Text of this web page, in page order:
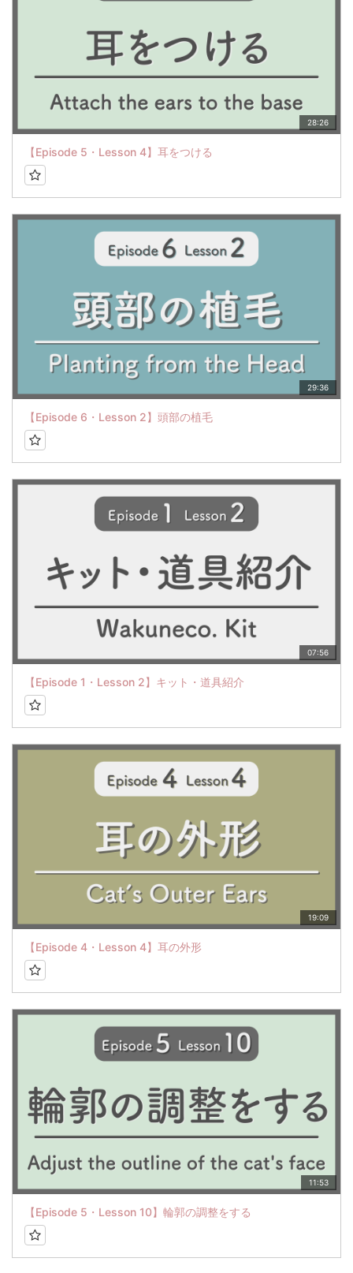
28:26
【Episode 5・Lesson 4】耳をつける
29:36
【Episode 6・Lesson 2】頭部の植毛
07:56
【Episode 1・Lesson 2】キット・道具紹介
19:09
【Episode 4・Lesson 4】耳の外形
11:53
【Episode 5・Lesson 10】輪郭の調整をする